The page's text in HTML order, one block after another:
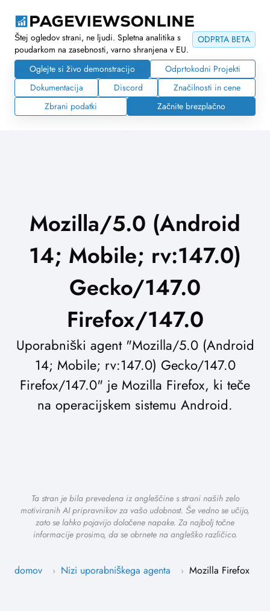
ODPRTA BETA
Štej ogledov strani, ne ljudi. Spletna analitika s
poudarkom na zasebnosti, varno shranjena v EU.
Oglejte si živo demonstracijo
Odprtokodni Projekti
Dokumentacija
Discord
Značilnosti in cene
Zbrani podatki
Začnite brezplačno
Mozilla/5.0 (Android
14; Mobile; rv:147.0)
Gecko/147.0
Firefox/147.0
Uporabniški agent "Mozilla/5.0 (Android
14; Mobile; rv:147.0) Gecko/147.0
Firefox/147.0" je Mozilla Firefox, ki teče
na operacijskem sistemu Android.
Ta stran je bila prevedena iz angleščine s strani naših zelo
motiviranih AI pripravnikov za vašo udobnost. Še vedno se učijo,
zato se lahko pojavijo določene napake. Za najbolj točne
informacije prosimo, da se obrnete na angleško različico.
domov › Nizi uporabniškega agenta › Mozilla Firefox